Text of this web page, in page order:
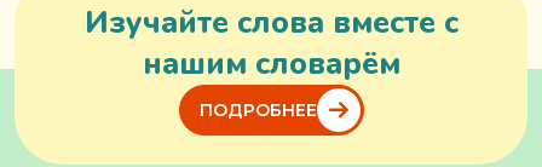
Изучайте слова вместе с
нашим словарём
ПОДРОБНЕЕ